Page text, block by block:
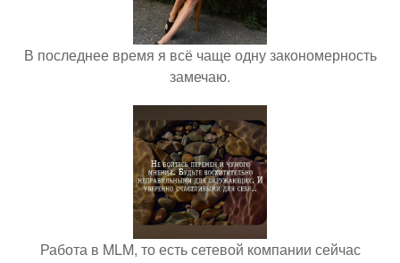
В последнее время я всё чаще одну закономерность
замечаю.
Работа в MLM, то есть сетевой компании сейчас